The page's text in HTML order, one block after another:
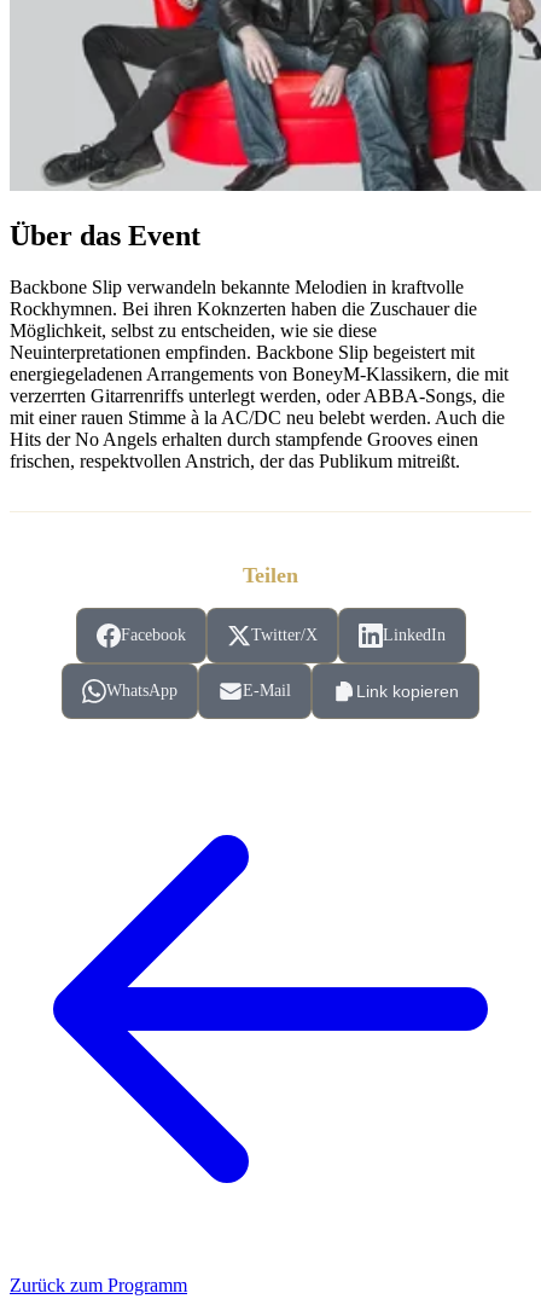
Über das Event
Backbone Slip verwandeln bekannte Melodien in kraftvolle
Rockhymnen. Bei ihren Koknzerten haben die Zuschauer die
Möglichkeit, selbst zu entscheiden, wie sie diese
Neuinterpretationen empfinden. Backbone Slip begeistert mit
energiegeladenen Arrangements von BoneyM-Klassikern, die mit
verzerrten Gitarrenriffs unterlegt werden, oder ABBA-Songs, die
mit einer rauen Stimme à la AC/DC neu belebt werden. Auch die
Hits der No Angels erhalten durch stampfende Grooves einen
frischen, respektvollen Anstrich, der das Publikum mitreißt.
Teilen
Facebook Twitter/X LinkedIn
WhatsApp E-Mail Link kopieren
Zurück zum Programm